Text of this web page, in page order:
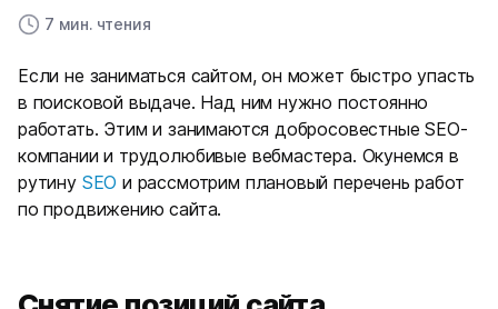
7 мин. чтения
Если не заниматься сайтом, он может быстро упасть
в поисковой выдаче. Над ним нужно постоянно
работать. Этим и занимаются добросовестные SEO-
компании и трудолюбивые вебмастера. Окунемся в
рутину SEO и рассмотрим плановый перечень работ
по продвижению сайта.